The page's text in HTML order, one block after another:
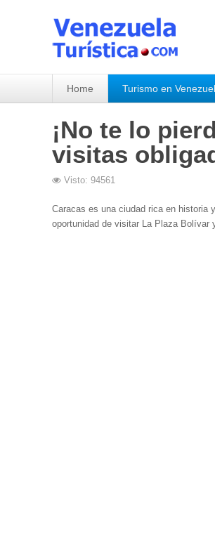
Home Turismo en
¡No te lo
visitas
Visto: 94561
Caracas es una ciudad rica en historia
oportunidad de visitar La Plaza Bolívar